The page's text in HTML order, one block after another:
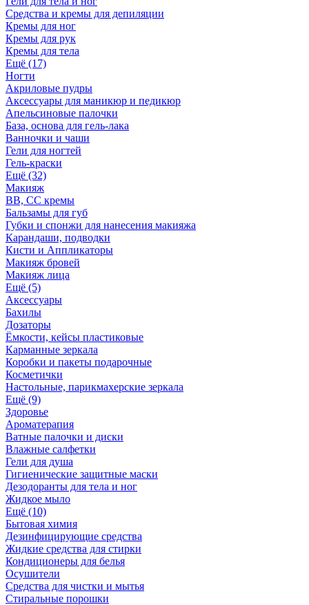
Средства и кремы для депиляции
Кремы для ног
Кремы для рук
Кремы для тела
Ещё (17)
Ногти
Акриловые пудры
Аксессуары для маникюр и педикюр
Апельсиновые палочки
База, основа для гель-лака
Ванночки и чаши
Гели для ногтей
Гель-краски
Ещё (32)
Макияж
BB, СС кремы
Бальзамы для губ
Губки и спонжи для нанесения макияжа
Карандаши, подводки
Кисти и Аппликаторы
Макияж бровей
Макияж лица
Ещё (5)
Аксессуары
Бахилы
Дозаторы
Ёмкости, кейсы пластиковые
Карманные зеркала
Коробки и пакеты подарочные
Косметички
Настольные, парикмахерские зеркала
Ещё (9)
Здоровье
Ароматерапия
Ватные палочки и диски
Влажные салфетки
Гели для душа
Гигиенические защитные маски
Дезодоранты для тела и ног
Жидкое мыло
Ещё (10)
Бытовая химия
Дезинфицирующие средства
Жидкие средства для стирки
Кондиционеры для белья
Осушители
Средства для чистки и мытья
Стиральные порошки